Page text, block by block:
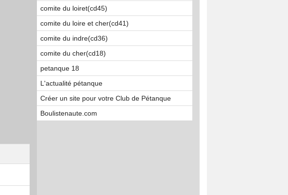
comite du loiret(cd45)
comite du loire et cher(cd41)
comite du indre(cd36)
comite du cher(cd18)
petanque 18
L'actualité pétanque
Créer un site pour votre Club de Pétanque
Boulistenaute.com